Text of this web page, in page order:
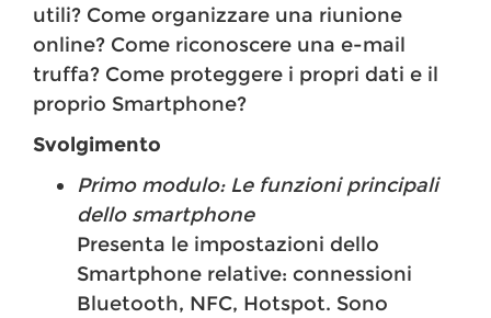
utili? Come organizzare una riunione
online? Come riconoscere una e-mail
truffa? Come proteggere i propri dati e il
proprio Smartphone?
Svolgimento
Primo modulo: Le funzioni principali
dello smartphone
Presenta le impostazioni dello
Smartphone relative: connessioni
Bluetooth, NFC, Hotspot. Sono